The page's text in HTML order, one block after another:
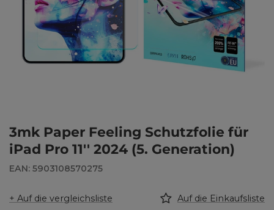
3mk Paper Feeling Schutzfolie für
iPad Pro 11'' 2024 (5. Generation)
EAN: 5903108570275
+ Auf die vergleichsliste Auf die Einkaufsliste